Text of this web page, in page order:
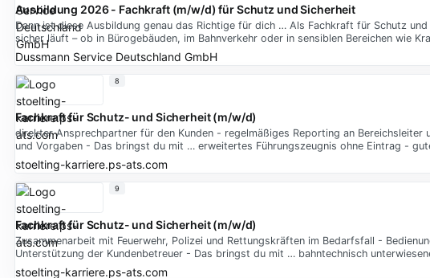
Ausbildung 2026 - Fachkraft (m/w/d) für Schutz und Sicherheit
Dann ist diese Ausbildung genau das Richtige für dich … Als Fachkraft für Schutz
sicher läuft – ob in Bürogebäuden, im Bahnverkehr oder in sensiblen Bereichen wie
Dussmann Service Deutschland GmbH
Fachkraft für Schutz- und Sicherheit (m/w/d)
direkter Ansprechpartner für den Kunden - regelmäßiges Reporting an
und Vorgaben - Das bringst du mit … erweitertes Führungszeugnis ohne Eintrag -
stoelting-karriere.ps-ats.com
8
Fachkraft für Schutz- und Sicherheit (m/w/d)
Zusammenarbeit mit Feuerwehr, Polizei und Rettungskräften im Bedarfsfall -
Unterstützung der Kundenbetreuer - Das bringst du mit … bahntechnisch
stoelting-karriere.ps-ats.com
9